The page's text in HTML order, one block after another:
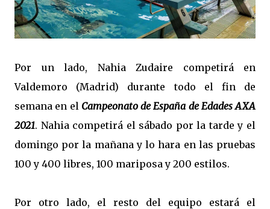
Por un lado, Nahia Zudaire competirá en
Valdemoro (Madrid) durante todo el fin de
semana en el Campeonato de España de Edades AXA
2021. Nahia competirá el sábado por la tarde y el
domingo por la mañana y lo hara en las pruebas
100 y 400 libres, 100 mariposa y 200 estilos.
Por otro lado, el resto del equipo estará el